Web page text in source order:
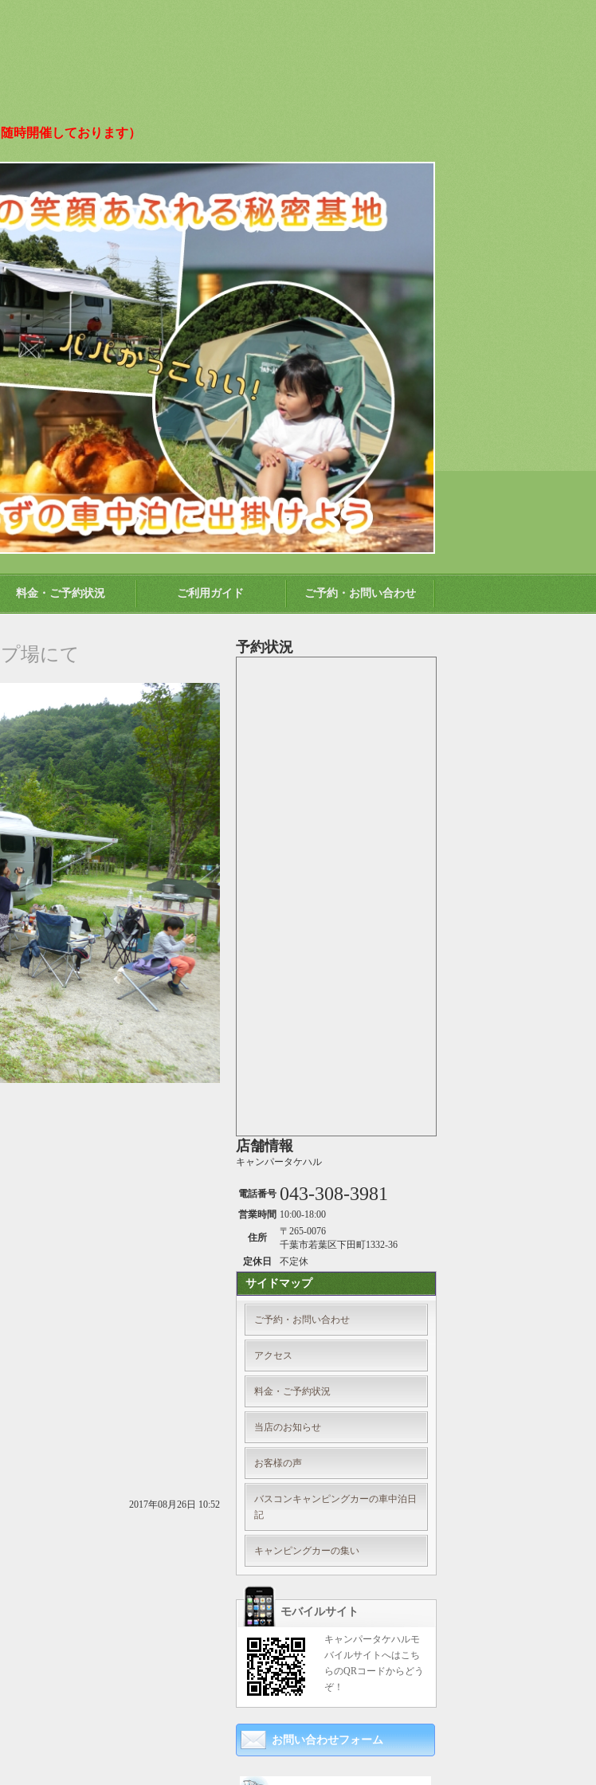
時開催しております）
料金・ご予約状況 ご利用ガイド ご予約・お問い合わせ
場にて
2017年08月26日 10:52
予約状況
店舗情報
キャンパータケハル
電話番号 043-308-3981
営業時間 10:00-18:00
住所
〒265-0076
千葉市若葉区下田町1332-36
定休日
不定休
サイドマップ
ご予約・お問い合わせ
アクセス
料金・ご予約状況
当店のお知らせ
お客様の声
バスコンキャンピングカーの車中泊日
記
キャンピングカーの集い
モバイルサイト
キャンパータケハルモ
バイルサイトへはこち
らのQRコードからどう
ぞ！
お問い合わせフォーム